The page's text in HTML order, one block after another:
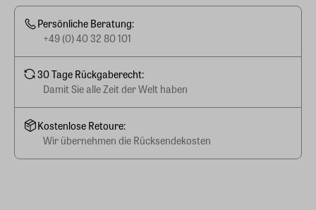
Persönliche Beratung:
+49 (0) 40 32 80 101
30 Tage Rückgaberecht:
Damit Sie alle Zeit der Welt haben
Kostenlose Retoure:
Wir übernehmen die Rücksendekosten